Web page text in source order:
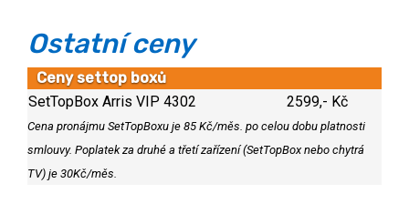
Ostatní ceny
Ceny settop boxů
SetTopBox Arris VIP 4302
2599,- Kč
Cena pronájmu SetTopBoxu je 85 Kč/měs. po celou dobu platnosti
smlouvy. Poplatek za druhé a třetí zařízení (SetTopBox nebo chytrá
TV) je 30Kč/měs.